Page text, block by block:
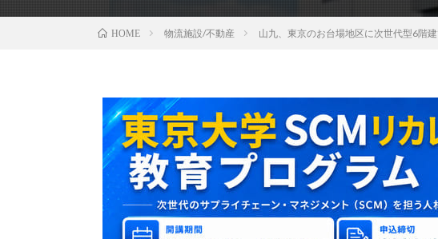
HOME 物流施設/不動産 山九、東京のお台場地区に次世代型6階